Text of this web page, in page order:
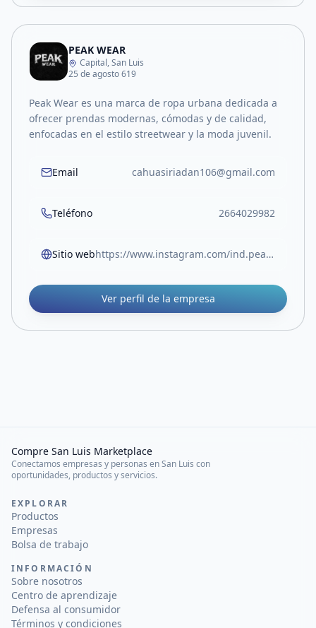
PEAK WEAR
Capital, San Luis
25 de agosto 619
Peak Wear es una marca de ropa urbana dedicada a
ofrecer prendas modernas, cómodas y de calidad,
enfocadas en el estilo streetwear y la moda juvenil.
Email cahuasiriadan106@gmail.com
Teléfono 2664029982
Sitio web https://www.instagram.com/ind.peak?utm_source=ig_web_button_share_sheet&igsh=ZDNlZDc0MzIxNw==
Ver perfil de la empresa
Compre San Luis Marketplace
Conectamos empresas y personas en San Luis con
oportunidades, productos y servicios.
EXPLORAR
Productos
Empresas
Bolsa de trabajo
INFORMACIÓN
Sobre nosotros
Centro de aprendizaje
Defensa al consumidor
Términos y condiciones